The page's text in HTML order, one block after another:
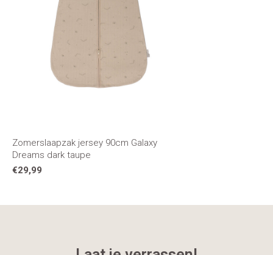
Zomerslaapzak jersey 90cm Galaxy
Dreams dark taupe
€29,99